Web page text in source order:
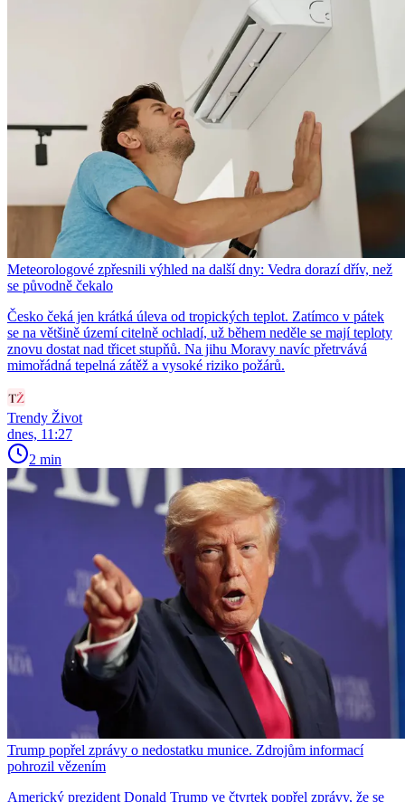
Meteorologové zpřesnili výhled na další dny: Vedra dorazí dřív, než
se původně čekalo
Česko čeká jen krátká úleva od tropických teplot. Zatímco v pátek
se na většině území citelně ochladí, už během neděle se mají teploty
znovu dostat nad třicet stupňů. Na jihu Moravy navíc přetrvává
mimořádná tepelná zátěž a vysoké riziko požárů.
Trendy Život
dnes, 11:27
2 min
Trump popřel zprávy o nedostatku munice. Zdrojům informací
pohrozil vězením
Americký prezident Donald Trump ve čtvrtek popřel zprávy, že se